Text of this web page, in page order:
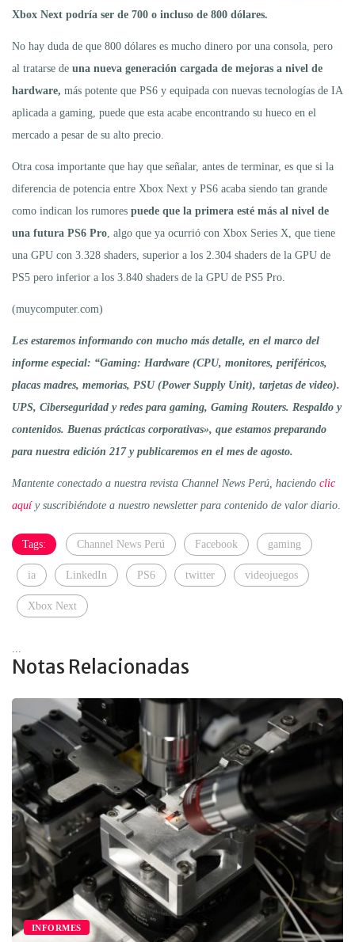
Xbox Next podría ser de 700 o incluso de 800 dólares.
No hay duda de que 800 dólares es mucho dinero por una consola, pero
al tratarse de una nueva generación cargada de mejoras a nivel de
hardware, más potente que PS6 y equipada con nuevas tecnologías de IA
aplicada a gaming, puede que esta acabe encontrando su hueco en el
mercado a pesar de su alto precio.
Otra cosa importante que hay que señalar, antes de terminar, es que si la
diferencia de potencia entre Xbox Next y PS6 acaba siendo tan grande
como indican los rumores puede que la primera esté más al nivel de
una futura PS6 Pro , algo que ya ocurrió con Xbox Series X, que tiene
una GPU con 3.328 shaders, superior a los 2.304 shaders de la GPU de
PS5 pero inferior a los 3.840 shaders de la GPU de PS5 Pro.
(muycomputer.com)
Les estaremos informando con mucho más detalle, en el marco del
informe especial: “Gaming: Hardware (CPU, monitores, periféricos,
placas madres, memorias, PSU (Power Supply Unit), tarjetas de video).
UPS, Ciberseguridad y redes para gaming, Gaming Routers. Respaldo y
contenidos. Buenas prácticas corporativas», que estamos preparando
para nuestra edición 217 y publicaremos en el mes de agosto.
Mantente conectado a nuestra revista Channel News Perú, haciendo clic
aquíy suscribiéndote a nuestro newsletter para contenido de valor diario
Tags: Channel News Perú Facebook gaming
ia LinkedIn PS6 twitter videojuegos
Xbox Next
Notas Relacionadas
INFORMES